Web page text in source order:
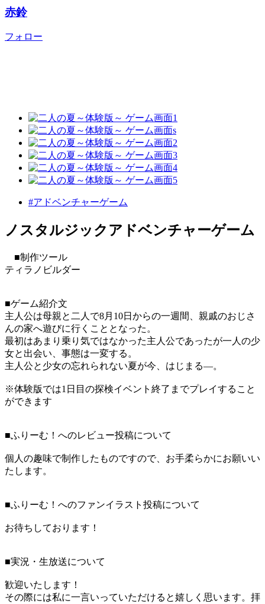
赤鈴
フォロー
#アドベンチャーゲーム
ノスタルジックアドベンチャーゲーム
​■制作ツール
ティラノビルダー
■ゲーム紹介文
​主人公は母親と二人で8月10日からの一週間、親戚のおじさ
んの家へ遊びに行くこととなった。
最初はあまり乗り気ではなかった主人公であったが一人の少
女と出会い、事態は一変する。
主人公と少女の忘れられない夏が今、はじまる―。
※体験版では1日目の探検イベント終了までプレイすること
ができます
■ふりーむ！へのレビュー投稿について
個人の趣味で制作したものですので、お手柔らかにお願いい
たします。
■ふりーむ！へのファンイラスト投稿について
お待ちしております！
■実況・生放送について
歓迎いたします！
その際には私に一言いっていただけると嬉しく思います。拝